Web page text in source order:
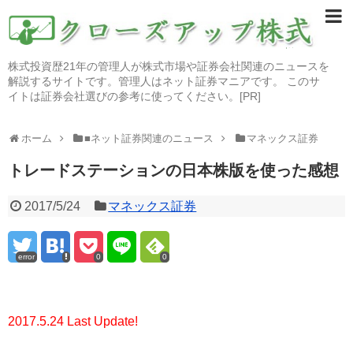
株式投資歴21年の管理人が株式市場や証券会社関連のニュースを
解説するサイトです。管理人はネット証券マニアです。 このサ
イトは証券会社選びの参考に使ってください。[PR]
ホーム ■ネット証券関連のニュース マネックス証券
トレードステーションの日本株版を使った感想
2017/5/24 マネックス証券
error 0 0
2017.5.24 Last Update!